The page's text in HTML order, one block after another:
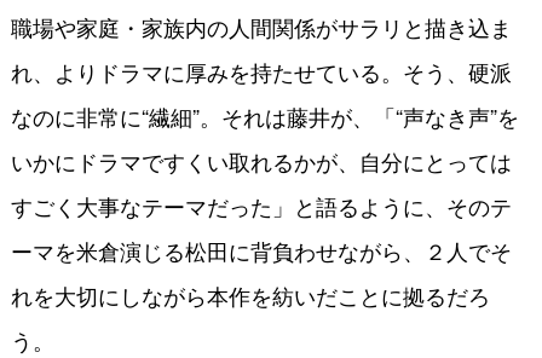
職場や家庭・家族内の人間関係がサラリと描き込ま
れ、よりドラマに厚みを持たせている。そう、硬派
なのに非常に“繊細”。それは藤井が、「“声なき声”を
いかにドラマですくい取れるかが、自分にとっては
すごく大事なテーマだった」と語るように、そのテ
ーマを米倉演じる松田に背負わせながら、２人でそ
れを大切にしながら本作を紡いだことに拠るだろ
う。